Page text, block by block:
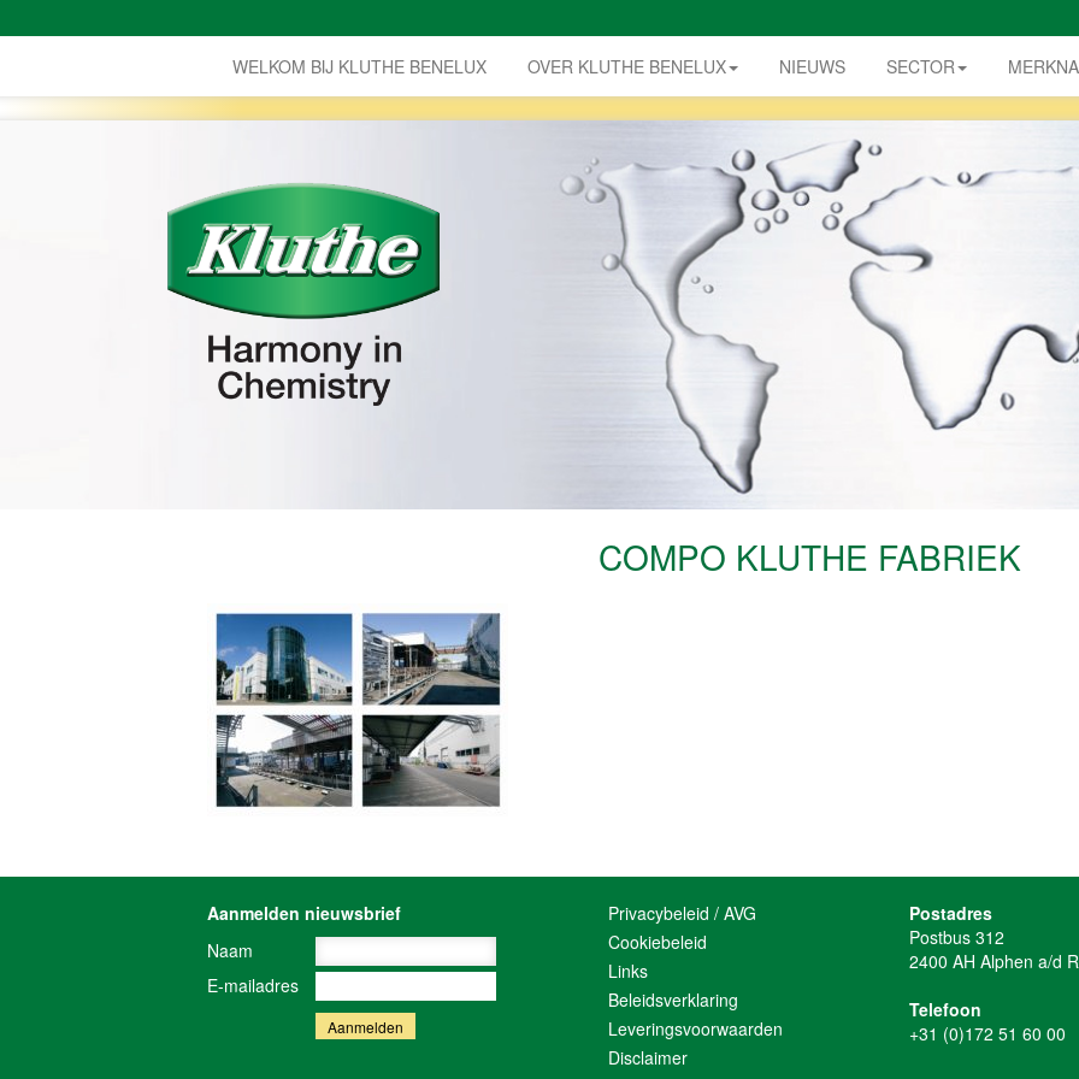
WELKOM BIJ KLUTHE BENELUX OVER KLUTHE BENELUX NIEUWS SECTOR
COMPO KLUTHE FABRIEK
Aanmelden nieuwsbrief
Naam
E-mailadres
Privacybeleid / AVG
Cookiebeleid
Links
Beleidsverklaring
Leveringsvoorwaarden
Disclaimer
Postadres
Postbus 312
2400 AH Alphen a/d
Telefoon
+31 (0)172 51 60 00